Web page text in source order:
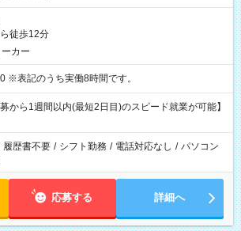
徒歩12分
カー
8:00～17:30 ※表記のうち実働8時間です。
から1週間以内(最短2日目)のスピード就業が可能】
履歴書不要 / シフト勤務 / 電話対応なし / パソコン
応募する 詳細へ